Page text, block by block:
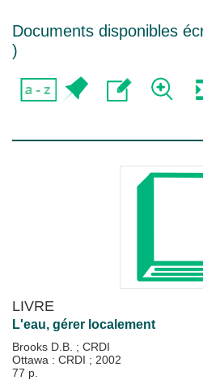
Documents disponibles
)
LIVRE
L'eau, gérer localement
Brooks D.B. ; CRDI
Ottawa : CRDI ; 2002
77 p.